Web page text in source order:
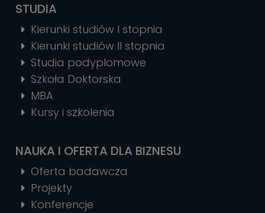
STUDIA
Kierunki studiów I stopnia
Kierunki studiów II stopnia
Studia podyplomowe
Szkoła Doktorska
MBA
Kursy i szkolenia
NAUKA I OFERTA DLA BIZNESU
Oferta badawcza
Projekty
Konferencje